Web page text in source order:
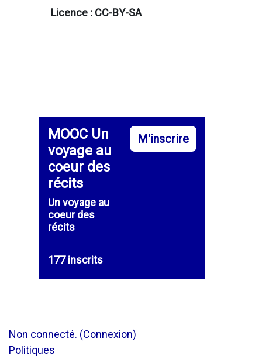
Licence : CC-BY-SA
MOOC Un
voyage au
coeur des
récits
Un voyage au
coeur des
récits
177 inscrits
M'inscrire
Non connecté. (Connexion)
Politiques